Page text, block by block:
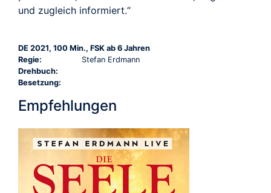
und zugleich informiert.“
DE 2021, 100 Min., FSK ab 6 Jahren
Regie:
Stefan Erdmann
Drehbuch:
Besetzung:
Empfehlungen